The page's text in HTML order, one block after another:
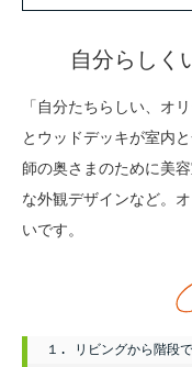
自分らしく
「自分たちらしい、オ
とウッドデッキが室内
師の奥さまのために美
な外観デザインなど。
いです。
１. リビングから階段